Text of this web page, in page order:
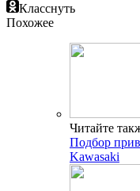
Класснуть
Похожее
Читайте
Подбор
Kawasaki